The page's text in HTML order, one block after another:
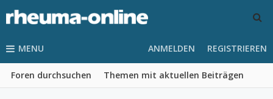
MENU
Foren durchsuchen Themen mit aktuellen Beiträgen
ANMELDEN REGISTRIEREN